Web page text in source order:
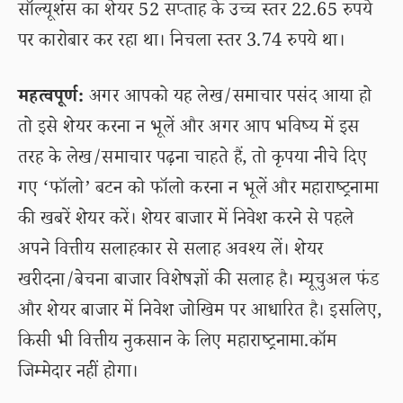
सॉल्यूशंस का शेयर 52 सप्ताह के उच्च स्तर 22.65 रुपये
पर कारोबार कर रहा था। निचला स्तर 3.74 रुपये था।
महत्वपूर्ण: अगर आपको यह लेख/समाचार पसंद आया हो
तो इसे शेयर करना न भूलें और अगर आप भविष्य में इस
तरह के लेख/समाचार पढ़ना चाहते हैं, तो कृपया नीचे दिए
गए ‘फॉलो’ बटन को फॉलो करना न भूलें और महाराष्ट्रनामा
की खबरें शेयर करें। शेयर बाजार में निवेश करने से पहले
अपने वित्तीय सलाहकार से सलाह अवश्य लें। शेयर
खरीदना/बेचना बाजार विशेषज्ञों की सलाह है। म्यूचुअल फंड
और शेयर बाजार में निवेश जोखिम पर आधारित है। इसलिए,
किसी भी वित्तीय नुकसान के लिए महाराष्ट्रनामा.कॉम
जिम्मेदार नहीं होगा।